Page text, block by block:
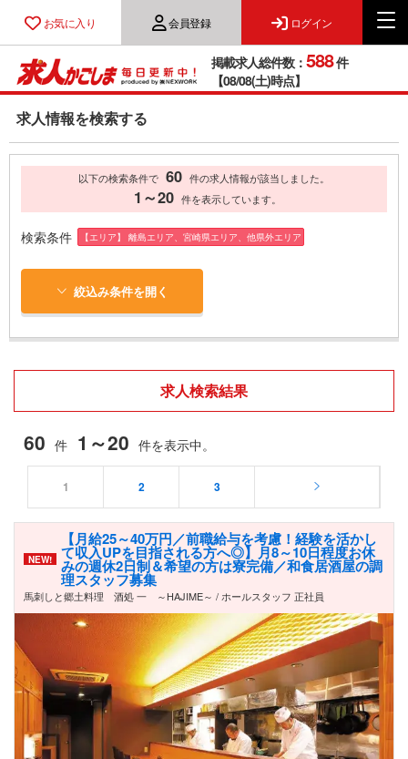
お気に入り 会員登録 ログイン
掲載求人総件数： 588件
【08/08(土)時点】
求人情報を検索する
以下の検索条件で 60 件の求人情報が該当しました。
1～20 件を表示しています。
検索条件 【エリア】 離島エリア、宮崎県エリア、他県外エリア
絞込み条件を開く
求人検索結果
60 件 1～20 件を表示中。
1 2 3
NEW!
【月給25～40万円／前職給与を考慮！経験を活かし
て収入UPを目指される方へ◎】月8～10日程度お休
みの週休2日制＆希望の方は寮完備／和食居酒屋の調
理スタッフ募集
馬刺しと郷土料理 酒処 一 ～HAJIME～ / ホールスタッフ 正社員